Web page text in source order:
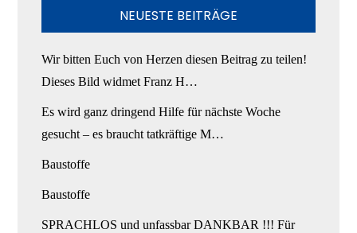
NEUESTE BEITRÄGE
Wir bitten Euch von Herzen diesen Beitrag zu teilen!
Dieses Bild widmet Franz H…
Es wird ganz dringend Hilfe für nächste Woche
gesucht – es braucht tatkräftige M…
Baustoffe
Baustoffe
SPRACHLOS und unfassbar DANKBAR !!! Für